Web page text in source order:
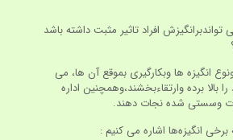
افراد تاثیر مثبت داشته باشد
انگیزه ها وبکارگیری بموقع آن ها، می
بالا برده وارتقاءبخشند،وهمچنین اداره
وسستی شده نجات دهند.
انگیزه‌ها اشاره می ‌کنیم :